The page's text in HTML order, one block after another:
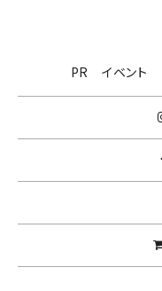
PR イベント